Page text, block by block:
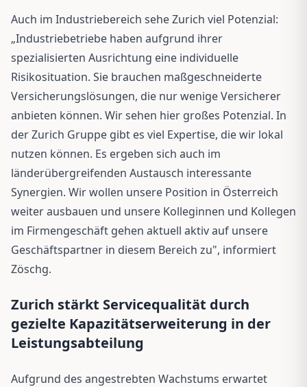
Auch im Industriebereich sehe Zurich viel Potenzial:
„Industriebetriebe haben aufgrund ihrer
spezialisierten Ausrichtung eine individuelle
Risikosituation. Sie brauchen maßgeschneiderte
Versicherungslösungen, die nur wenige Versicherer
anbieten können. Wir sehen hier großes Potenzial. In
der Zurich Gruppe gibt es viel Expertise, die wir lokal
nutzen können. Es ergeben sich auch im
länderübergreifenden Austausch interessante
Synergien. Wir wollen unsere Position in Österreich
weiter ausbauen und unsere Kolleginnen und Kollegen
im Firmengeschäft gehen aktuell aktiv auf unsere
Geschäftspartner in diesem Bereich zu", informiert
Zöschg.
Zurich stärkt Servicequalität durch
gezielte Kapazitätserweiterung in der
Leistungsabteilung
Aufgrund des angestrebten Wachstums erwartet